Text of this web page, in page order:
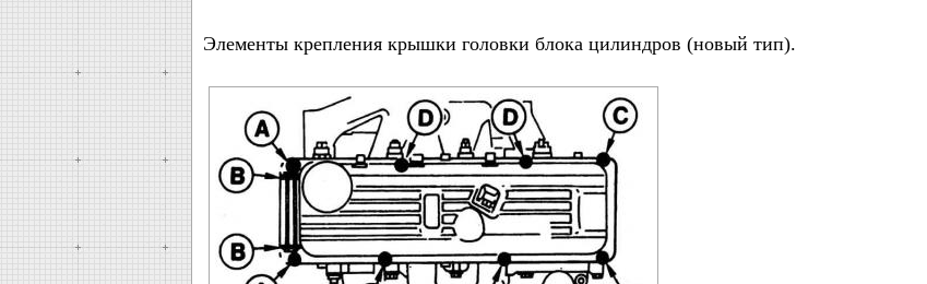
Элементы крепления крышки головки блока цилиндров (новый тип).